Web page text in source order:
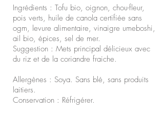
Ingrédients : Tofu bio, oignon, chou-fleur,
pois verts, huile de canola certifiée sans
ogm, levure alimentaire, vinaigre umeboshi,
ail bio, épices, sel de mer.
Suggestion : Mets principal délicieux avec
du riz et de la coriandre fraiche.
Allergènes : Soya. Sans blé, sans produits
laitiers.
Conservation : Réfrigérer.